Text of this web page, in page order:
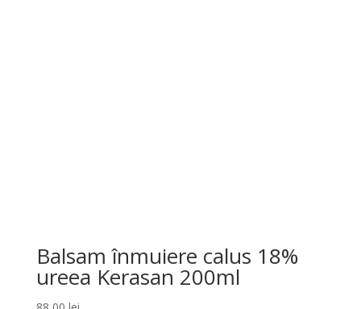
Balsam înmuiere calus 18%
ureea Kerasan 200ml